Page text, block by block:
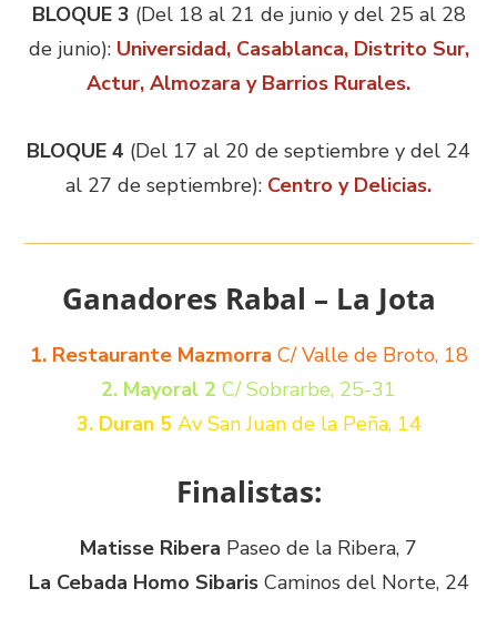
BLOQUE 3 (Del 18 al 21 de junio y del 25 al 28
de junio): Universidad, Casablanca, Distrito Sur,
Actur, Almozara y Barrios Rurales.
BLOQUE 4 (Del 17 al 20 de septiembre y del 24
al 27 de septiembre): Centro y Delicias.
Ganadores Rabal – La Jota
1. Restaurante Mazmorra C/ Valle de Broto, 18
2. Mayoral 2 C/ Sobrarbe, 25-31
3. Duran 5Av San Juan de la Peña, 14
Finalistas:
Matisse Ribera Paseo de la Ribera, 7
La Cebada Homo SibarisCaminos del Norte, 24